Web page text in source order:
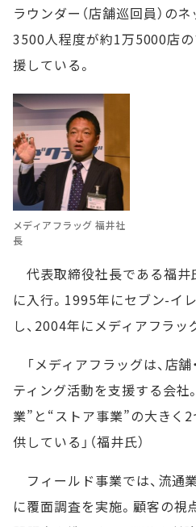
ラウンダー（店舗巡回員）の
3500人程度が約1万5000店
援している。
メディアフラッグ 福井社
長
代表取締役社長である福井
に入行。1995年にセブン-イ
し、2004年にメディアフラッ
「メディアフラッグは、店
ティング活動を支援する会社
業”と“ストア事業”の大きく
供している」（福井氏）
フィールド事業では、流通
に覆面調査を実施。顧客の視